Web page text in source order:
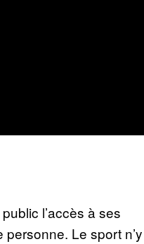
l’accès à ses
Le sport n’y